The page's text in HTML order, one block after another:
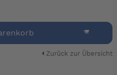
Zurück zur Übersicht